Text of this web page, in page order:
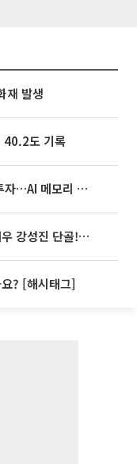
재 발생
도 기록
SK하이닉스, 용인·청주에 54조 투자…AI 메모리 생산기지 키운다
'2TV 생생정보' 오늘방송맛집- 배우 강성진 단골! 쌀국수ㆍ푸팟퐁 커리 맛집 '블○○○'
? [해시태그]